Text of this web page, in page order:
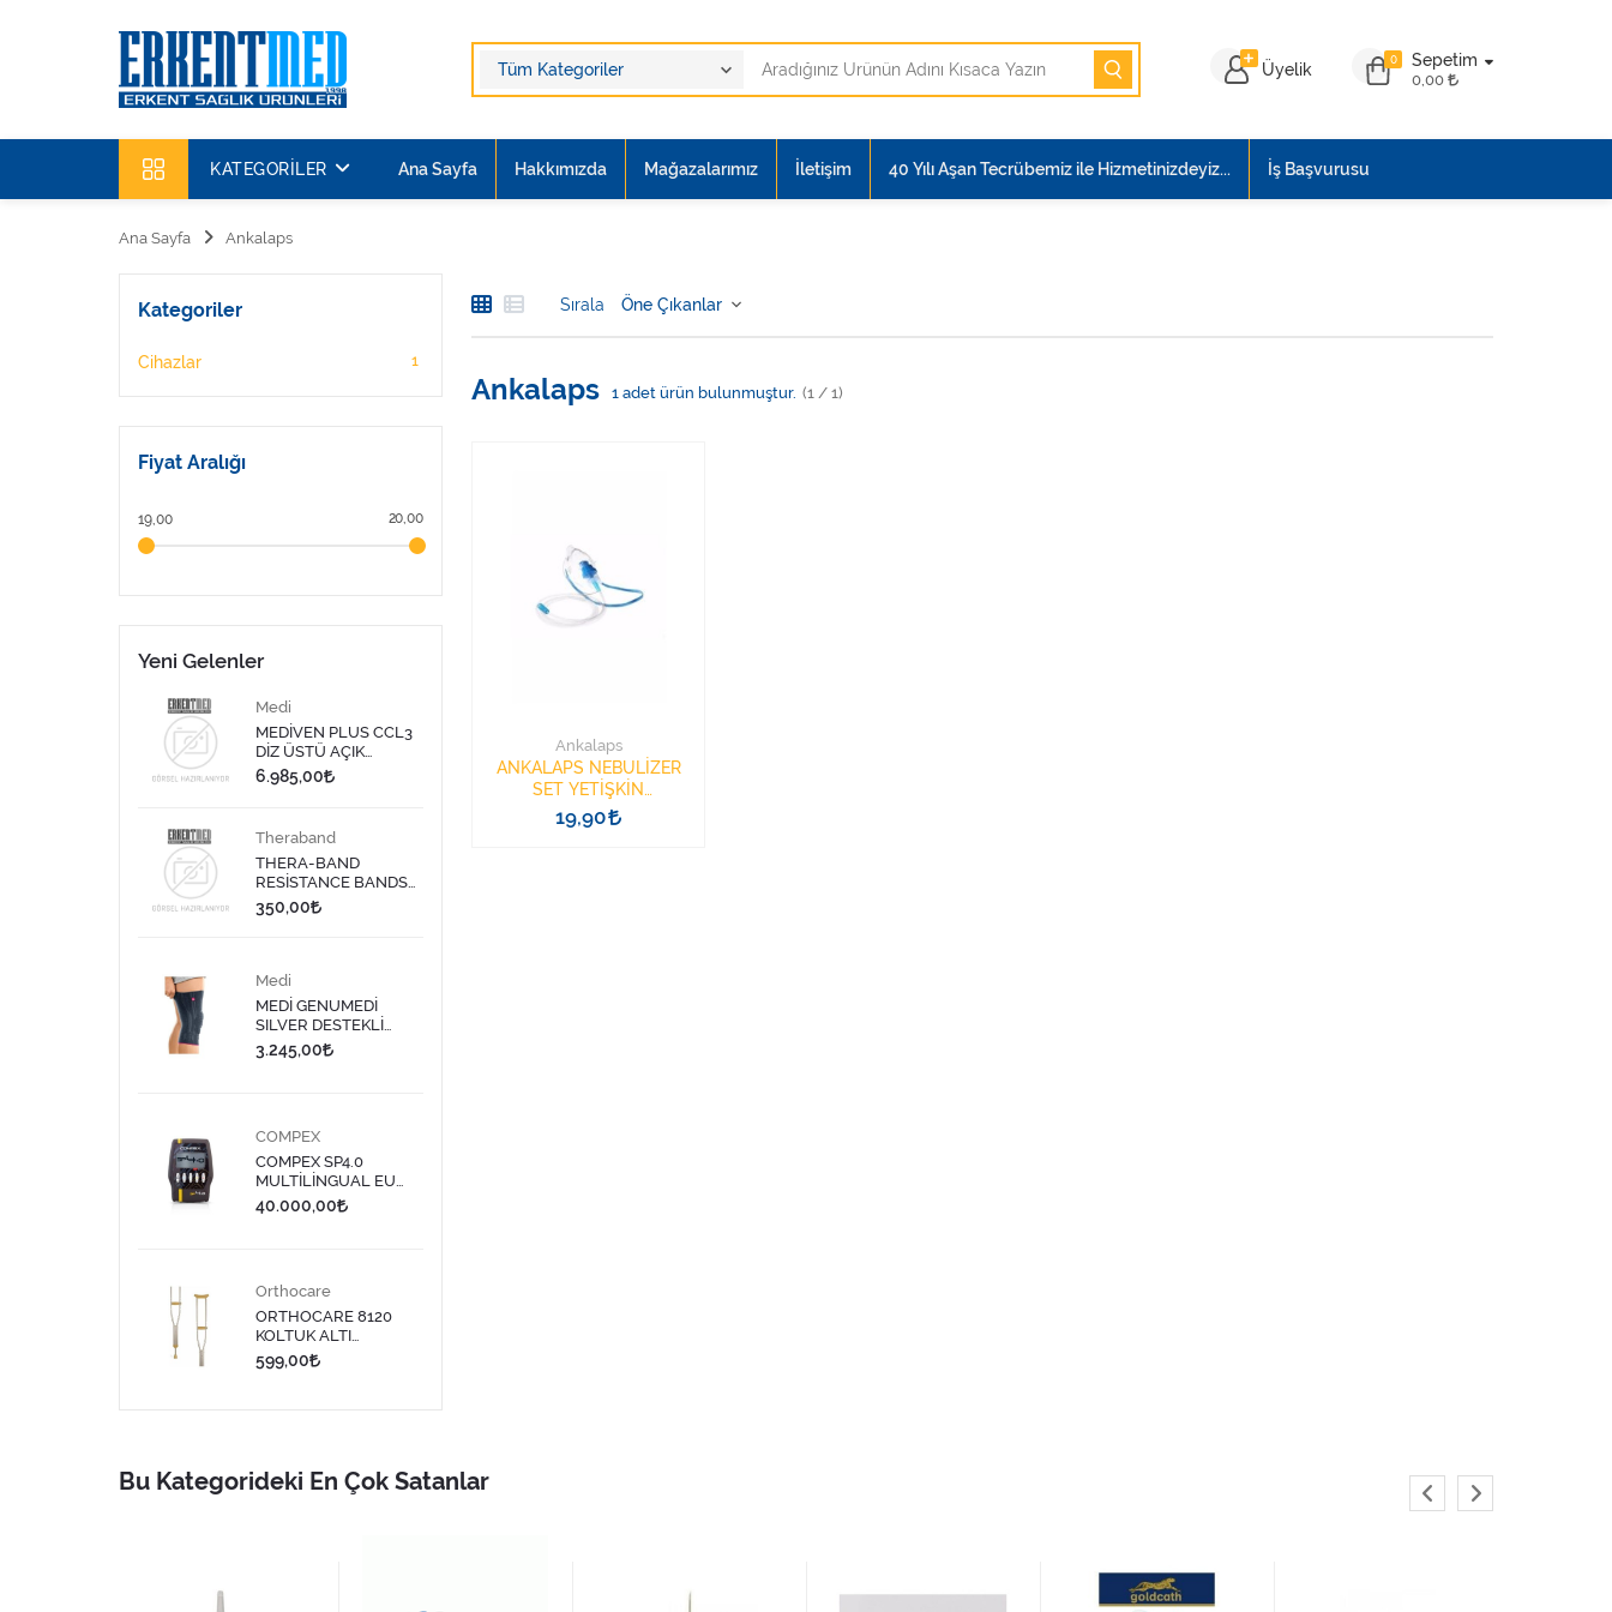
0 Sepetim
0,00
Üyelik
KATEGORILER Ana Sayfa Hakkımızda Mağazalarımız İletişim 40 Yılı Aşan Tecrübemiz ile Hizmetinizdeyiz... İş Başvurusu
Ana Sayfa Ankalaps
Sırala
Ankalaps 1 adet ürün bulunmuştur. (1 / 1)
Ankalaps
ANKALAPS NEBULİZER
SET YETİŞKİN
(NEBULSET)
19,90
Kategoriler
Cihazlar 1
Fiyat Aralığı
19,00 20,00
Yeni Gelenler
Medi
MEDİVEN PLUS CCL3
DİZ ÜSTÜ AÇIK
BURUN BEJ - V
6.985,00
Theraband
THERA-BAND
RESİSTANCE BANDS
DISPENSER/DİRENÇ
BANDI LATEKS 1,5
350,00
Medi
MEDİ GENUMEDİ
SILVER DESTEKLİ
DİZLİK 613 - 9
3.245,00
COMPEX
COMPEX SP4.0
MULTİLİNGUAL EU
PLUG TENS CİHAZI
40.000,00
Orthocare
ORTHOCARE 8120
KOLTUK ALTI
DEĞNEĞİ MEDİUM 1
ADET
599,00
Bu Kategorideki En Çok Satanlar